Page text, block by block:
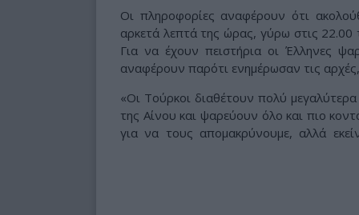
Οι πληροφορίες αναφέρουν ότι
αρκετά λεπτά της ώρας, γύρω στις
Για να έχουν πειστήρια οι Έλληνες
αναφέρουν παρότι ενημέρωσαν τις
«Οι Τούρκοι διαθέτουν πολύ
της Αίνου και ψαρεύουν όλο και πιο
για να τους απομακρύνουμε, αλλά